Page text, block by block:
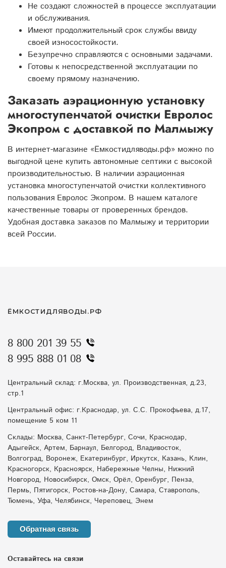
Не создают сложностей в процессе эксплуатации
и обслуживания.
Имеют продолжительный срок службы ввиду
своей износостойкости.
Безупречно справляются с основными задачами.
Готовы к непосредственной эксплуатации по
своему прямому назначению.
Заказать аэрационную установку
многоступенчатой очистки Евролос
Экопром с доставкой по Малмыжу
В интернет-магазине «Ёмкостидляводы.рф» можно по
выгодной цене купить автономные септики с высокой
производительностью. В наличии аэрационная
установка многоступенчатой очистки коллективного
пользования Евролос Экопром. В нашем каталоге
качественные товары от проверенных брендов.
Удобная доставка заказов по Малмыжу и территории
всей России.
ЁМКОСТИДЛЯВОДЫ.РФ
8 800 201 39 55
8 995 888 01 08
Центральный склад: г.Москва, ул. Производственная, д.23,
стр.1
Центральный офис: г.Краснодар, ул. С.С. Прокофьева, д.17,
помещение 5 ком 11
Склады: Москва, Санкт-Петербург, Сочи, Краснодар,
Адыгейск, Артем, Барнаул, Белгород, Владивосток,
Волгоград, Воронеж, Екатеринбург, Иркутск, Казань, Клин,
Красногорск, Красноярск, Набережные Челны, Нижний
Новгород, Новосибирск, Омск, Орёл, Оренбург, Пенза,
Пермь, Пятигорск, Ростов-на-Дону, Самара, Ставрополь,
Тюмень, Уфа, Челябинск, Череповец, Энем
Обратная связь
Оставайтесь на связи